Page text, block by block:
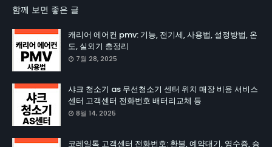
함께 보면 좋은 글
캐리어 에어컨 pmv: 기능, 전기세, 사용법, 설정방법, 온
도, 실외기 총정리
7월 28, 2025
샤크 청소기 as 무선청소기 센터 위치 매장 비용 서비스
센터 고객센터 전화번호 배터리교체 등
8월 14, 2025
코레일톡 고객센터 전화번호: 환불, 예약대기, 영수증, 승